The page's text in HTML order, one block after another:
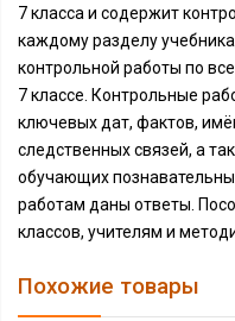
7 класса и содержит
каждому разделу
контрольной работы по
7 классе. Контрольные
ключевых дат, фактов,
следственных связей, а
обучающих
работам даны ответы.
классов, учителям и
Похожие товары